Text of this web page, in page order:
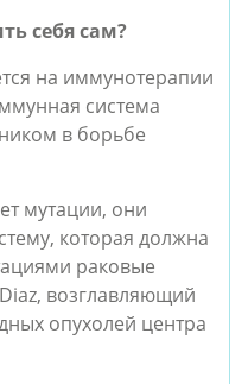
себя сам?
на иммунотерапии
система
в борьбе
мутации, они
которая должна
раковые
возглавляющий
опухолей центра